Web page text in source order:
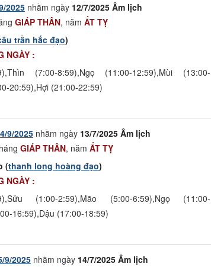
2025 nhằm ngày 12/7/2025 Âm lịch
GIÁP THÂN, năm ẤT TỴ
trần hắc đạo)
NGÀY :
(7:00-8:59),Ngọ (11:00-12:59),Mùi (13:00-
20:59),Hợi (21:00-22:59)
9/2025 nhằm ngày 13/7/2025 Âm lịch
GIÁP THÂN, năm ẤT TỴ
(thanh long hoàng đạo)
NGÀY :
(1:00-2:59),Mão (5:00-6:59),Ngọ (11:00-
16:59),Dậu (17:00-18:59)
9/2025 nhằm ngày 14/7/2025 Âm lịch